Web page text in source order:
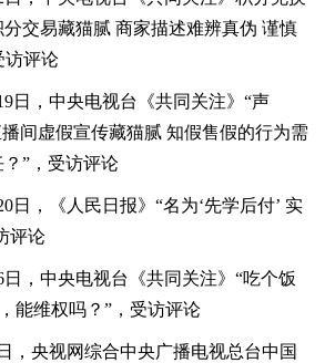
交易藏猫腻 商家描述难辨真伪 谨慎
访评论
日，中央电视台《共同关注》“声
播间虚假宣传藏猫腻 知假售假的行为需
”，受访评论
日，《人民日报》“名为‘先学后付’ 实
评论
日，中央电视台《共同关注》“吃个饭
能维权吗？”，受访评论
，央视网综合中央广播电视总台中国